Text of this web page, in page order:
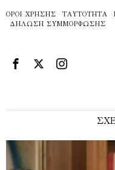
ΌΡΟΙ ΧΡΉΣΗΣ ΤΑΥΤΌΤΗΤΑ
ΔΉΛΩΣΗ ΣΥΜΜΌΡΦΩΣΗΣ